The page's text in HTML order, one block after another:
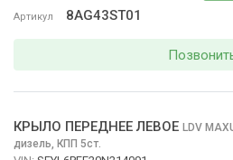
Артикул 8AG43ST01
КРЫЛО ПЕРЕДНЕЕ ЛЕВОЕ LDV
дизель, КПП 5ст.